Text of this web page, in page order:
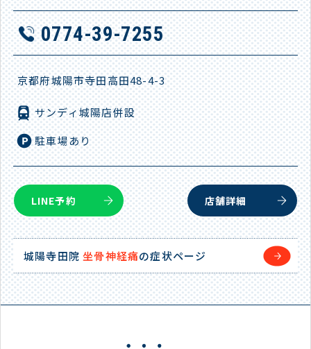
0774-39-7255
京都府城陽市寺田高田48-4-3
サンディ城陽店併設
駐車場あり
LINE予約 店舗詳細
城陽寺田院坐骨神経痛の症状ページ